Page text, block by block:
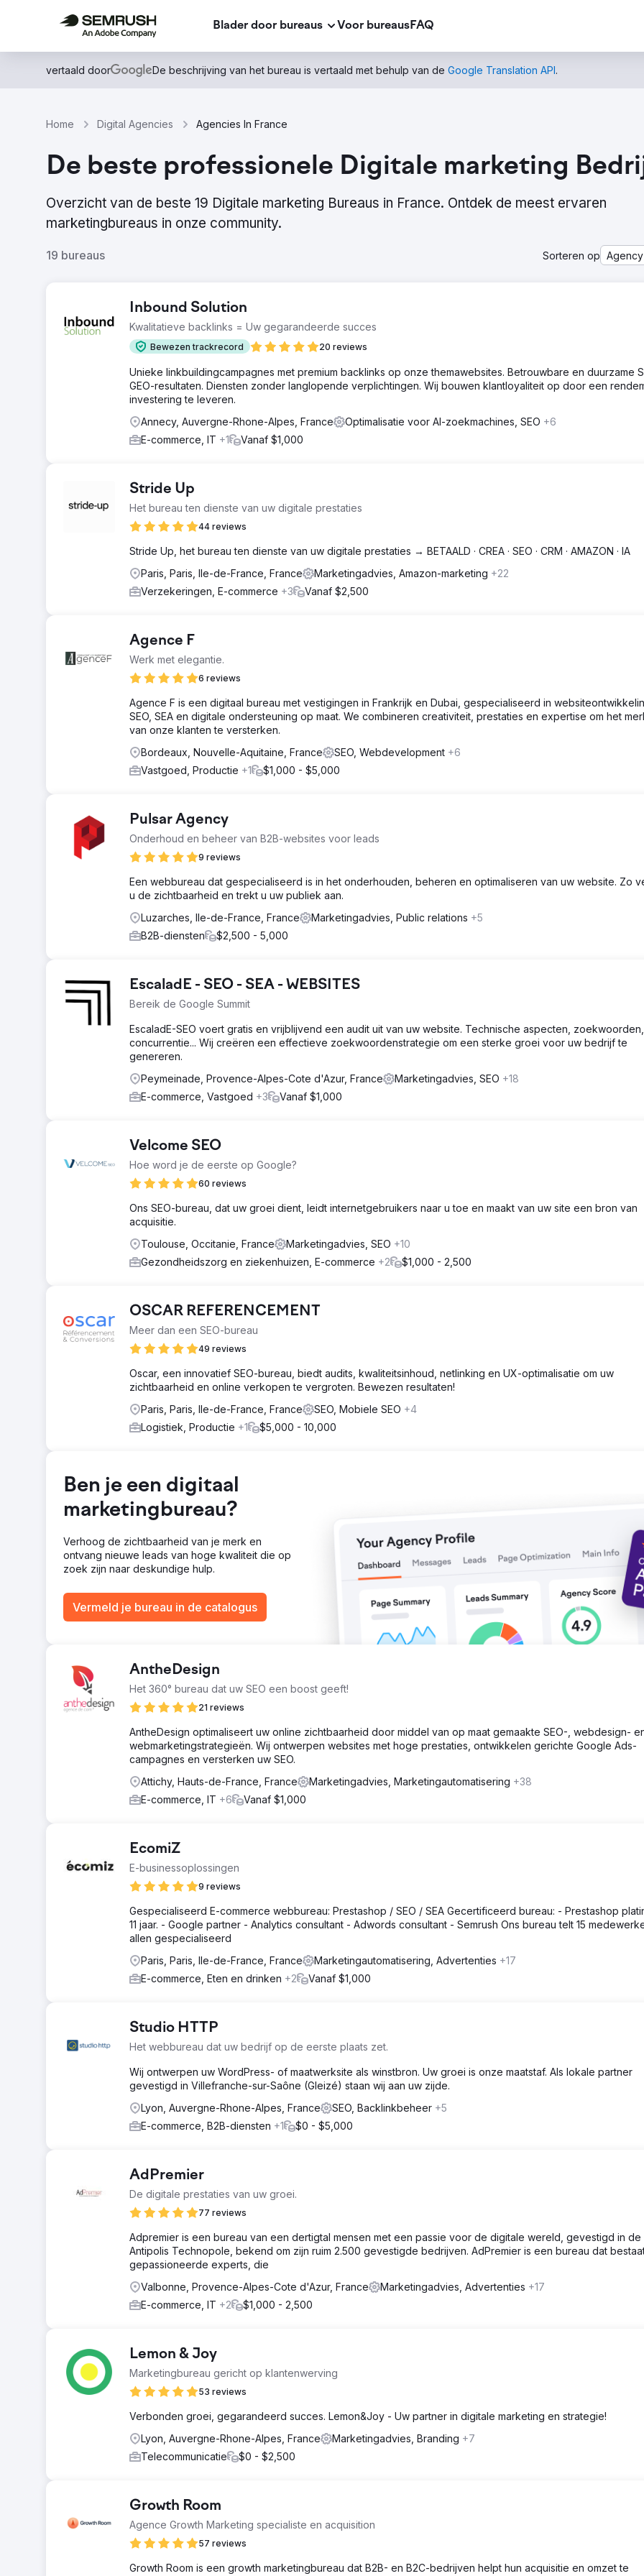
Blader door bureaus Voor bureausFAQ
vertaald door De beschrijving van het bureau is vertaald met behulp van de Google Translation API.
Home Digital Agencies Agencies In France
De beste professionele Digitale marketing
Overzicht van de beste 19 Digitale marketing Bureaus in France. Ontdek de meest ervaren
marketingbureaus in onze community.
19 bureaus Sorteren op
Inbound Solution
Kwalitatieve backlinks = Uw gegarandeerde succes
Bewezen trackrecord 20 reviews
Unieke linkbuildingcampagnes met premium backlinks op onze themawebsites. Betrouwbare en duurzame
GEO-resultaten. Diensten zonder langlopende verplichtingen. Wij bouwen klantloyaliteit op door een
investering te leveren.
Annecy, Auvergne-Rhone-Alpes, France
Optimalisatie voor AI-zoekmachines, SEO +6
E-commerce, IT +1 Vanaf $1,000
Stride Up
Het bureau ten dienste van uw digitale prestaties
44 reviews
Stride Up, het bureau ten dienste van uw digitale prestaties → BETAALD · CREA · SEO · CRM · AMAZON · IA
Paris, Paris, Ile-de-France, France
Marketingadvies, Amazon-marketing +22
Verzekeringen, E-commerce +3 Vanaf $2,500
Agence F
Werk met elegantie.
6 reviews
Agence F is een digitaal bureau met vestigingen in Frankrijk en Dubai, gespecialiseerd in
SEO, SEA en digitale ondersteuning op maat. We combineren creativiteit, prestaties en expertise om het
van onze klanten te versterken.
Bordeaux, Nouvelle-Aquitaine, France
SEO, Webdevelopment +6
Vastgoed, Productie +1 $1,000 - $5,000
Pulsar Agency
Onderhoud en beheer van B2B-websites voor leads
9 reviews
Een webbureau dat gespecialiseerd is in het onderhouden, beheren en optimaliseren van uw website. Zo
u de zichtbaarheid en trekt u uw publiek aan.
Luzarches, Ile-de-France, France
Marketingadvies, Public relations +5
B2B-diensten
$2,500 - 5,000
EscaladE - SEO - SEA - WEBSITES
Bereik de Google Summit
EscaladE-SEO voert gratis en vrijblijvend een audit uit van uw website. Technische aspecten, zoekwoorden,
concurrentie... Wij creëren een effectieve zoekwoordenstrategie om een sterke groei voor uw bedrijf te
genereren.
Peymeinade, Provence-Alpes-Cote d'Azur, France
Marketingadvies, SEO +18
E-commerce, Vastgoed +3 Vanaf $1,000
Velcome SEO
Hoe word je de eerste op Google?
60 reviews
Ons SEO-bureau, dat uw groei dient, leidt internetgebruikers naar u toe en maakt van uw site een bron van
acquisitie.
Toulouse, Occitanie, France
Marketingadvies, SEO +10
Gezondheidszorg en ziekenhuizen, E-commerce +2 $1,000 - 2,500
OSCAR REFERENCEMENT
Meer dan een SEO-bureau
49 reviews
Oscar, een innovatief SEO-bureau, biedt audits, kwaliteitsinhoud, netlinking en UX-optimalisatie om uw
zichtbaarheid en online verkopen te vergroten. Bewezen resultaten!
Paris, Paris, Ile-de-France, France
SEO, Mobiele SEO +4
Logistiek, Productie +1 $5,000 - 10,000
Ben je een digitaal
marketingbureau?
Verhoog de zichtbaarheid van je merk en
ontvang nieuwe leads van hoge kwaliteit die op
zoek zijn naar deskundige hulp.
Vermeld je bureau in de catalogus
AntheDesign
Het 360° bureau dat uw SEO een boost geeft!
21 reviews
AntheDesign optimaliseert uw online zichtbaarheid door middel van op maat gemaakte SEO-, webdesign-
webmarketingstrategieën. Wij ontwerpen websites met hoge prestaties, ontwikkelen gerichte Google Ads-
campagnes en versterken uw SEO.
Attichy, Hauts-de-France, France
Marketingadvies, Marketingautomatisering +38
E-commerce, IT +6 Vanaf $1,000
EcomiZ
E-businessoplossingen
9 reviews
Gespecialiseerd E-commerce webbureau: Prestashop / SEO / SEA Gecertificeerd bureau: - Prestashop
11 jaar. - Google partner - Analytics consultant - Adwords consultant - Semrush Ons bureau telt 15
allen gespecialiseerd
Paris, Paris, Ile-de-France, France
Marketingautomatisering, Advertenties +17
E-commerce, Eten en drinken +2 Vanaf $1,000
Studio HTTP
Het webbureau dat uw bedrijf op de eerste plaats zet.
Wij ontwerpen uw WordPress- of maatwerksite als winstbron. Uw groei is onze maatstaf. Als lokale partner
gevestigd in Villefranche-sur-Saône (Gleizé) staan wij aan uw zijde.
Lyon, Auvergne-Rhone-Alpes, France
SEO, Backlinkbeheer +5
E-commerce, B2B-diensten +1 $0 - $5,000
AdPremier
De digitale prestaties van uw groei.
77 reviews
Adpremier is een bureau van een dertigtal mensen met een passie voor de digitale wereld, gevestigd in de
Antipolis Technopole, bekend om zijn ruim 2.500 gevestigde bedrijven. AdPremier is een bureau dat
gepassioneerde experts, die
Valbonne, Provence-Alpes-Cote d'Azur, France
Marketingadvies, Advertenties +17
E-commerce, IT +2 $1,000 - 2,500
Lemon & Joy
Marketingbureau gericht op klantenwerving
53 reviews
Verbonden groei, gegarandeerd succes. Lemon&Joy - Uw partner in digitale marketing en strategie!
Lyon, Auvergne-Rhone-Alpes, France
Marketingadvies, Branding +7
Telecommunicatie
$0 - $2,500
Growth Room
Agence Growth Marketing specialiste en acquisition
57 reviews
Growth Room is een growth marketingbureau dat B2B- en B2C-bedrijven helpt hun acquisitie en omzet te